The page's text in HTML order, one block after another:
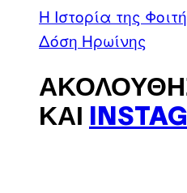
Η Ιστορία της
Δόση Ηρωίνης
ΚΑΙ